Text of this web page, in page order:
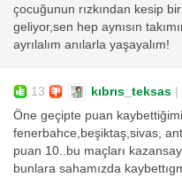
çocuğunun rızkından kesip
geliyor,sen hep aynısın
ayrılalım anılarla yaşayalım!
13 kıbrıs_teksas |
Öne geçipte puan
fenerbahce,beşiktaş,sivas,
puan 10..bu maçları
bunlara sahamızda